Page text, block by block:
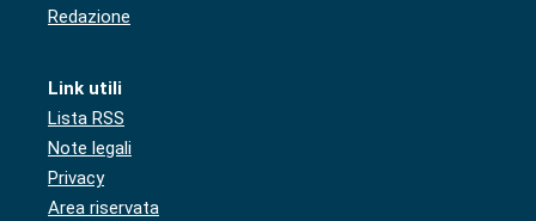
Redazione
Link utili
Lista RSS
Note legali
Privacy
Area riservata